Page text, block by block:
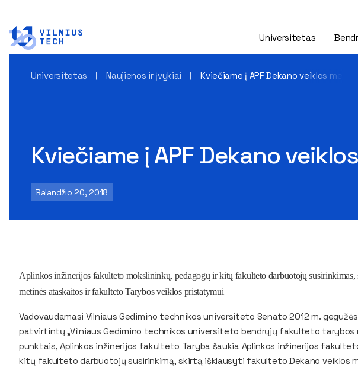
Universitetas
Universitetas Naujienos ir įvykiai Kviečiame į APF Dekano veiklos
Kviečiame į APF Dekano
Balandžio 20, 2018
Aplinkos inžinerijos fakulteto mokslininkų, pedagogų ir kitų fakulteto darbuotojų
metinės ataskaitos ir fakulteto Tarybos veiklos pristatymui
Vadovaudamasi Vilniaus Gedimino technikos universiteto Senato 2012 m. gegužės
patvirtintų „Vilniaus Gedimino technikos universiteto bendrųjų fakulteto tarybos
punktais, Aplinkos inžinerijos fakulteto Taryba šaukia Aplinkos inžinerijos
kitų fakulteto darbuotojų susirinkimą, skirtą išklausyti fakulteto Dekano veiklos